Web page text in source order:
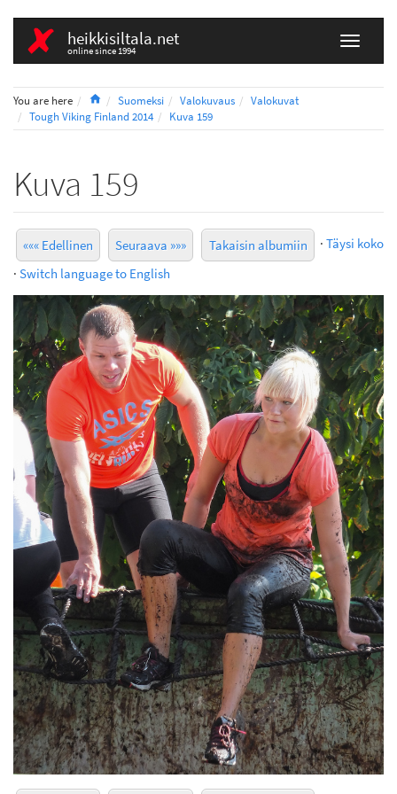
heikkisiltala.net
online since 1994
You are here HomeSuomeksi Valokuvaus
Valokuvat
Tough Viking Finland 2014
Kuva 159
Kuva 159
««« Edellinen Seuraava »»» Takaisin albumiin · Täysi koko
· Switch language to English